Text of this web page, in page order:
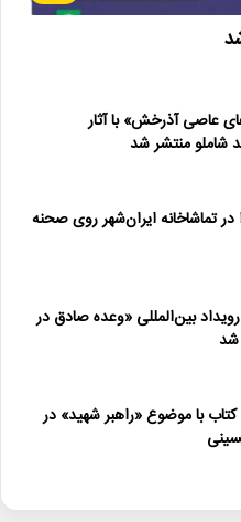
عاصی آذرخش» با آثار
شاملو منتشر شد
در تماشاخانه ایران‌شهر روی صحنه
بین‌المللی «وعده صادق در
شد
عنوان کتاب با موضوع «راهبر شهید» در